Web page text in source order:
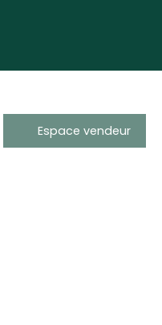
Espace vendeur